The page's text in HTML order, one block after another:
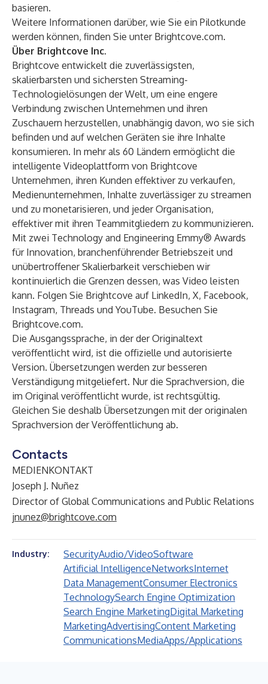
basieren.
Weitere Informationen darüber, wie Sie ein Pilotkunde
werden können, finden Sie unter Brightcove.com.
Über Brightcove Inc.
Brightcove entwickelt die zuverlässigsten,
skalierbarsten und sichersten Streaming-
Technologielösungen der Welt, um eine engere
Verbindung zwischen Unternehmen und ihren
Zuschauern herzustellen, unabhängig davon, wo sie sich
befinden und auf welchen Geräten sie ihre Inhalte
konsumieren. In mehr als 60 Ländern ermöglicht die
intelligente Videoplattform von Brightcove
Unternehmen, ihren Kunden effektiver zu verkaufen,
Medienunternehmen, Inhalte zuverlässiger zu streamen
und zu monetarisieren, und jeder Organisation,
effektiver mit ihren Teammitgliedern zu kommunizieren.
Mit zwei Technology and Engineering Emmy® Awards
für Innovation, branchenführender Betriebszeit und
unübertroffener Skalierbarkeit verschieben wir
kontinuierlich die Grenzen dessen, was Video leisten
kann. Folgen Sie Brightcove auf LinkedIn, X, Facebook,
Instagram, Threads und YouTube. Besuchen Sie
Brightcove.com.
Die Ausgangssprache, in der der Originaltext
veröffentlicht wird, ist die offizielle und autorisierte
Version. Übersetzungen werden zur besseren
Verständigung mitgeliefert. Nur die Sprachversion, die
im Original veröffentlicht wurde, ist rechtsgültig.
Gleichen Sie deshalb Übersetzungen mit der originalen
Sprachversion der Veröffentlichung ab.
Contacts
MEDIENKONTAKT
Joseph J. Nuñez
Director of Global Communications and Public Relations
jnunez@brightcove.com
Industry: SecurityAudio/VideoSoftware
Artificial IntelligenceNetworksInternet
Data ManagementConsumer Electronics
TechnologySearch Engine Optimization
Search Engine MarketingDigital Marketing
MarketingAdvertisingContent Marketing
CommunicationsMediaApps/Applications